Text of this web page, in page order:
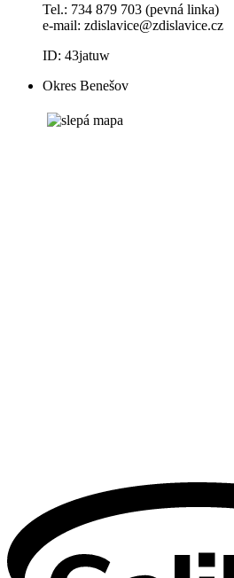
Tel.: 734 879 703 (pevná linka)
e-mail: zdislavice@zdislavice.cz
ID: 43jatuw
Okres Benešov